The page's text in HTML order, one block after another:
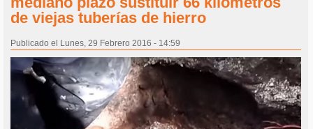
de viejas tuberías de hierro
Publicado el Lunes, 29 Febrero 2016 - 14:59